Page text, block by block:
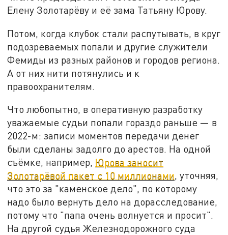
Елену Золотарёву и её зама Татьяну Юрову.
Потом, когда клубок стали распутывать, в круг
подозреваемых попали и другие служители
Фемиды из разных районов и городов региона.
А от них нити потянулись и к
правоохранителям.
Что любопытно, в оперативную разработку
уважаемые судьи попали гораздо раньше — в
2022-м: записи моментов передачи денег
были сделаны задолго до арестов. На одной
съёмке, например, Юрова заносит
Золотарёвой пакет с 10 миллионами, уточняя,
что это за "каменское дело", по которому
надо было вернуть дело на дорасследование,
потому что "папа очень волнуется и просит".
На другой судья Железнодорожного суда